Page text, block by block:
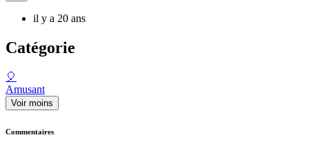
il y a 20 ans
Catégorie
🎈
Amusant
Voir moins
Commentaires